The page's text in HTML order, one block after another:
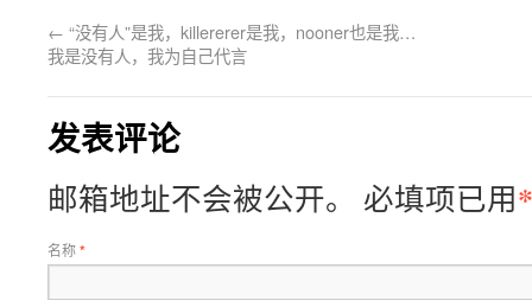
← “没有人”是我，killererer是我，nooner也是我…
我是没有人，我为自己代言
发表评论
邮箱地址不会被公开。 必填项已用*
名称*